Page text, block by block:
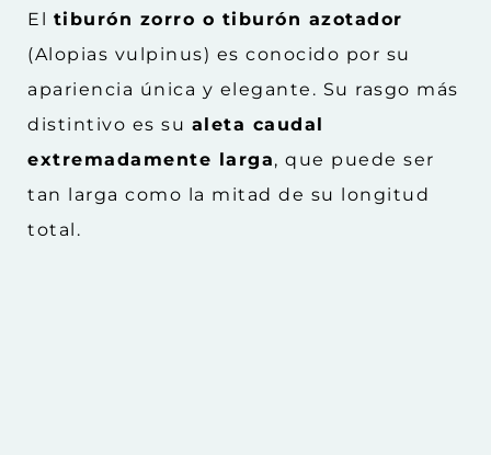
El tiburón zorro o tiburón azotador
(Alopias vulpinus) es conocido por su
apariencia única y elegante. Su rasgo más
distintivo es su aleta caudal
extremadamente larga, que puede ser
tan larga como la mitad de su longitud
total.